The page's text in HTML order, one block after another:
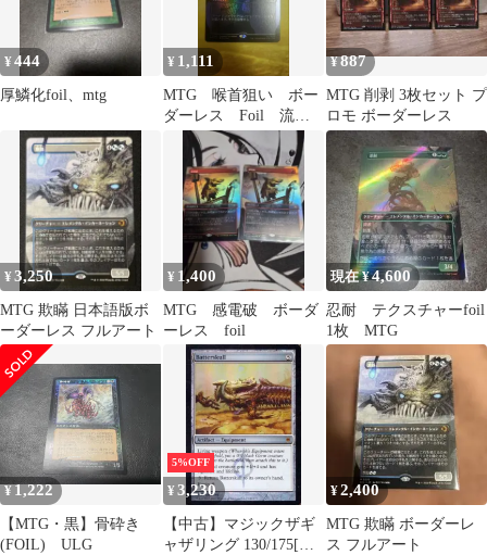
¥444
厚鱗化foil、mtg
¥ 1,111
MTG 喉首狙い ボー
ダーレス Foil 流星
マーク
¥887
MTG 削剥 3枚セット プ
ロモ ボーダーレス
¥3,250
MTG 欺瞞 日本語版ボ
ーダーレス フルアート
¥ 1,400
MTG 感電破 ボーダ
ーレス foil
現在 ¥4,600
忍耐 テクスチャーfoil
1枚 MTG
¥1,222
【MTG・黒】骨砕き
(FOIL) ULG
5%OFF
¥3,230
【中古】マジックザギ
ャザリング 130/175[神
¥2,400
MTG 欺瞞 ボーダーレ
ス フルアート